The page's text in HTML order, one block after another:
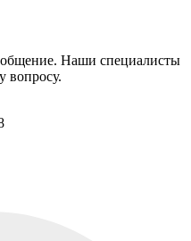
Наши специалисты
вопросу.